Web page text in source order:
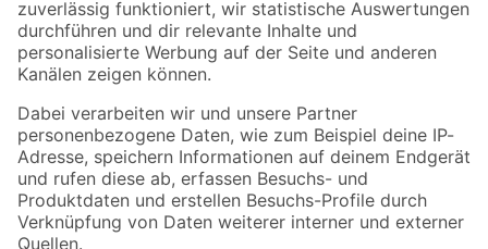
Zur Newsletter Anmeldung
Folge uns
Zahlungsarten Versandarten